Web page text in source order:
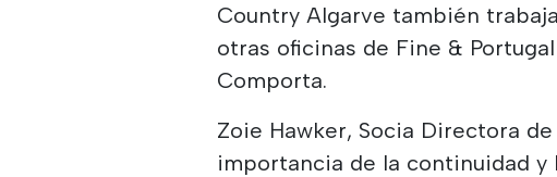
Country Algarve también
otras oficinas de Fine &
Comporta.
Zoie Hawker, Socia Directora
importancia de la continuidad y